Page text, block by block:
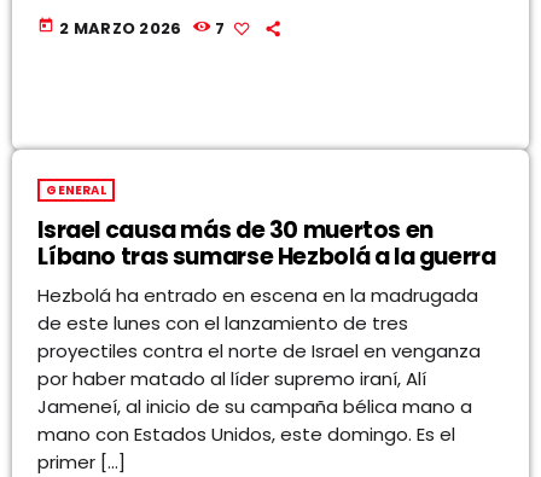
today 2 MARZO 2026 7
GENERAL
Israel causa más de 30 muertos en
Líbano tras sumarse Hezbolá a la guerra
Hezbolá ha entrado en escena en la madrugada
de este lunes con el lanzamiento de tres
proyectiles contra el norte de Israel en venganza
por haber matado al líder supremo iraní, Alí
Jameneí, al inicio de su campaña bélica mano a
mano con Estados Unidos, este domingo. Es el
primer […]